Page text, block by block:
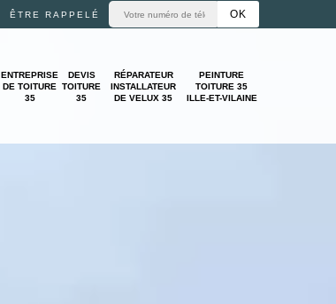
ÊTRE RAPPELÉ
ENTREPRISE
DE TOITURE
35
DEVIS
TOITURE
35
RÉPARATEUR
INSTALLATEUR
DE VELUX 35
PEINTURE
TOITURE 35
ILLE-ET-VILAINE